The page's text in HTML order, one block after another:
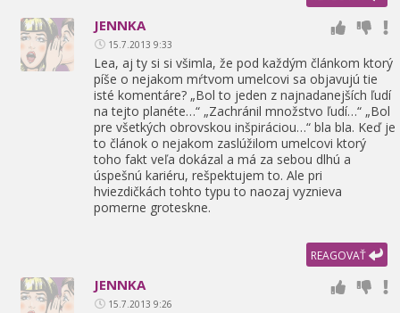
JENNKA
15.7.2013 9:33
Lea, aj ty si si všimla, že pod každým článkom ktorý
píše o nejakom mŕtvom umelcovi sa objavujú tie
isté komentáre? „Bol to jeden z najnadanejších ľudí
na tejto planéte…“ „Zachránil množstvo ľudí…“ „Bol
pre všetkých obrovskou inšpiráciou…“ bla bla. Keď je
to článok o nejakom zaslúžilom umelcovi ktorý
toho fakt veľa dokázal a má za sebou dlhú a
úspešnú kariéru, rešpektujem to. Ale pri
hviezdičkách tohto typu to naozaj vyznieva
pomerne groteskne.
REAGOVAŤ
JENNKA
15.7.2013 9:26